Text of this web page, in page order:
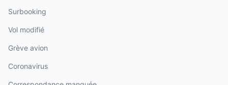
Surbooking
Vol modifié
Grève avion
Coronavirus